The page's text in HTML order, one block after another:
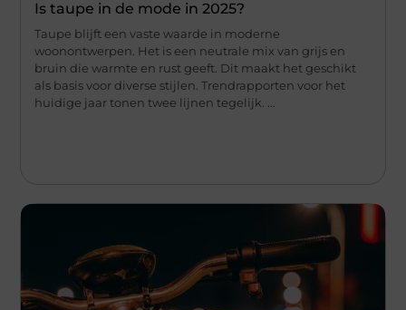
Is taupe in de mode in 2025?
Taupe blijft een vaste waarde in moderne
woonontwerpen. Het is een neutrale mix van grijs en
bruin die warmte en rust geeft. Dit maakt het geschikt
als basis voor diverse stijlen. Trendrapporten voor het
huidige jaar tonen twee lijnen tegelijk. ...